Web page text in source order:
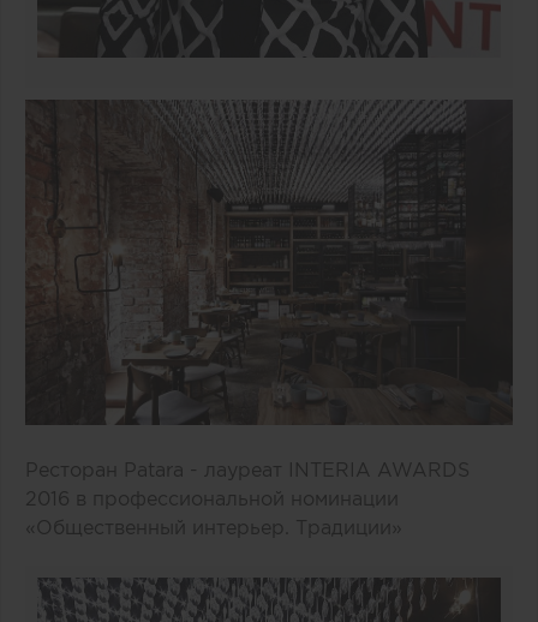
Ресторан Patara - лауреат INTERIA AWARDS
2016 в профессиональной номинации
«Общественный интерьер. Традиции»